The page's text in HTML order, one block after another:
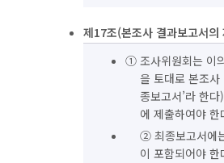
제17조(본조사 결과보고서의
① 조사위원회는 이
을 토대로 본조사
종보고서’라 한
에 제출하여야 한
② 최종보고서에
이 포함되어야 한